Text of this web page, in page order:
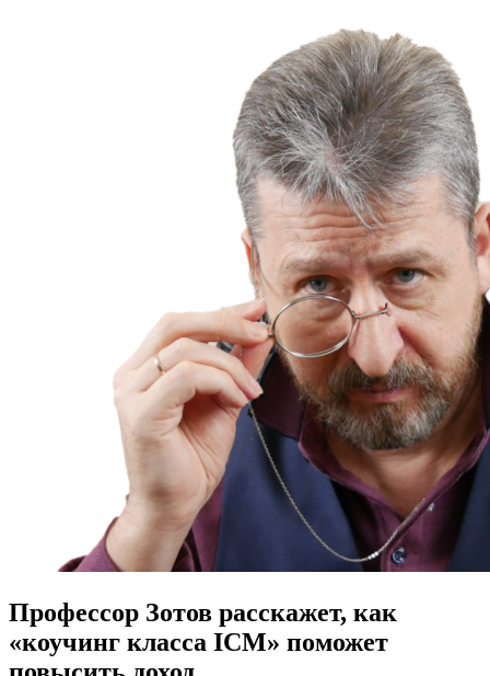
Профессор Зотов расскажет, как
«коучинг класса ICM» поможет